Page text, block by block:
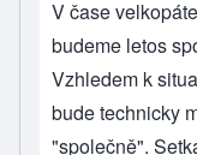
V čase
budeme letos
Vzhledem k
bude technicky
"společně".